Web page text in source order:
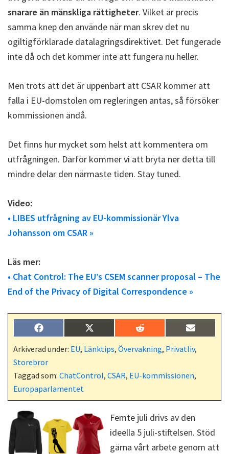
snarare än mänskliga rättigheter. Vilket är precis
samma knep den använde när man skrev det nu
ogiltigförklarade datalagringsdirektivet. Det fungerade
inte då och det kommer inte att fungera nu heller.
Men trots att det är uppenbart att CSAR kommer att
falla i EU-domstolen om regleringen antas, så försöker
kommissionen ändå.
Det finns hur mycket som helst att kommentera om
utfrågningen. Därför kommer vi att bryta ner detta till
mindre delar den närmaste tiden. Stay tuned.
Video:
• LIBES utfrågning av EU-kommissionär Ylva
Johansson om CSAR »
Läs mer:
• Chat Control: The EU’s CSEM scanner proposal – The
End of the Privacy of Digital Correspondence »
Dela
på
F
a
c
b
o
o
k
Dela
på
X
(
T
t
t
Dela
på
R
e
d
t
Dela
på
E
-
p
o
Arkiverad under: EU, Länktips, Övervakning, Privatliv,
Storebror
Taggad som: ChatControl, CSAR, EU-kommissionen,
Europaparlamentet
Femte juli drivs av den
ideella 5 juli-stiftelsen. Stöd
gärna vårt arbete genom att